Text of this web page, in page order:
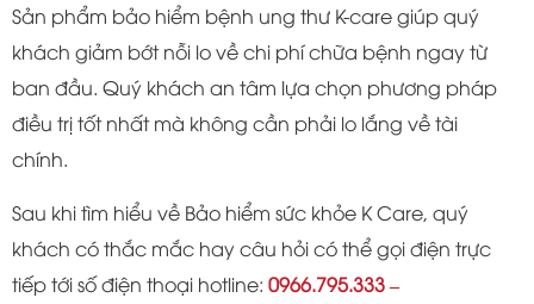
Sản phẩm bảo hiểm bệnh ung thư K-care giúp quý
khách giảm bớt nỗi lo về chi phí chữa bệnh ngay từ
ban đầu. Quý khách an tâm lựa chọn phương pháp
điều trị tốt nhất mà không cần phải lo lắng về tài
chính.
Sau khi tìm hiểu về Bảo hiểm sức khỏe K Care, quý
khách có thắc mắc hay câu hỏi có thể gọi điện trực
tiếp tới số điện thoại hotline: 0966.795.333 –